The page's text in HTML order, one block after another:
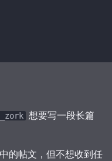
想要写一段长篇
的帖文，但不想收到任